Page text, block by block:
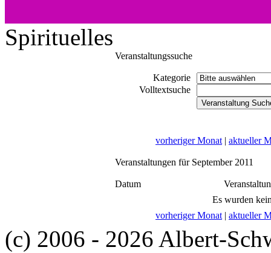
Spirituelles
Veranstaltungssuche
Kategorie
Volltextsuche
vorheriger Monat | aktueller
Veranstaltungen für September 2011
Datum
Es wurden
vorheriger Monat | aktueller
(c) 2006 - 2026 Albert-